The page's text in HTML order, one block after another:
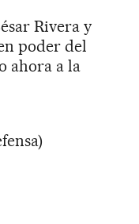
Rivera y
poder del
ahora a la